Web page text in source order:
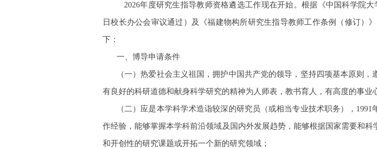
2026年度研究生指导教师资格遴选工作现在开始。根据《中国科学院
日校长办公会审议通过）及《福建物构所研究生指导教师工作条例（修订）
下：
一、博导申请条件
（一）热爱社会主义祖国，拥护中国共产党的领导，坚持四项基本原则
有良好的科研道德和献身科学研究的精神为人师表，教书育人，有高度的事
（二）应是本学科学术造诣较深的研究员（或相当专业技术职务），
作经验，能够掌握本学科前沿领域及国内外发展趋势，能够根据国家需要和
和开创性的研究课题或开拓一个新的研究领域；